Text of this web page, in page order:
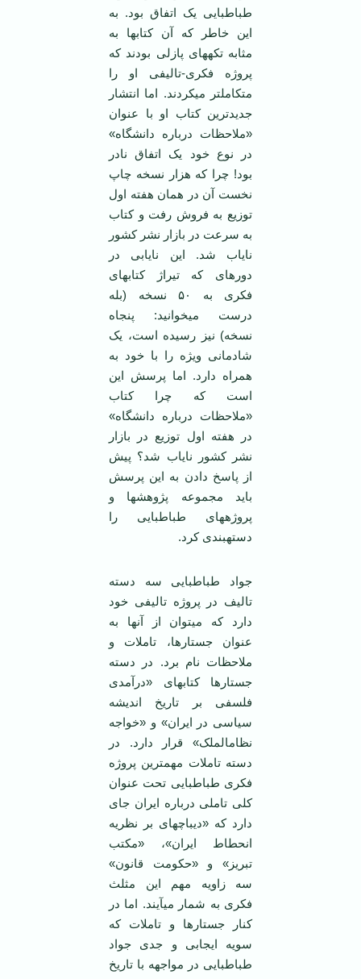
طباطبایی یک اتفاق بود. به
این خاطر که آن کتاب‏ها به
مثابه تکه‏های پازلی بودند که
پروژه فکری-تالیفی او را
متکامل‏تر می‏کردند. اما انتشار
جدیدترین کتاب او با عنوان
«ملاحظات درباره دانشگاه»
در نوع خود یک اتفاق نادر
بود! چرا که هزار نسخه چاپ
نخست آن در همان هفته اول
توزیع به فروش رفت و کتاب
به سرعت در بازار نشر کشور
نایاب شد. این نایابی در
دوره‏ای که تیراژ کتاب‏های
فکری به ۵۰ نسخه (بله
درست می‏خوانید: پنجاه
نسخه) نیز رسیده است، یک
شادمانی ویژه را با خود به
همراه دارد. اما پرسش این
است که چرا کتاب
«ملاحظات درباره دانشگاه»
در هفته اول توزیع در بازار
نشر کشور نایاب شد؟ پیش
از پاسخ دادن به این پرسش
باید مجموعه پژوهش‏ها و
پروژه‏های طباطبایی را
دسته‏بندی کرد.
جواد طباطبایی سه دسته
تالیف در پروژه تالیفی خود
دارد که می‏توان از آنها به
عنوان جستارها، تاملات و
ملاحظات نام برد. در دسته
جستارها کتاب‏های «درآمدی
فلسفی بر تاریخ اندیشه
سیاسی در ایران» و «خواجه
نظام‏الملک» قرار دارد. در
دسته تاملات مهمترین پروژه
فکری طباطبایی تحت عنوان
کلی تاملی درباره ایران جای
دارد که «دیباچه‏ای بر نظریه
انحطاط ایران»، «مکتب
تبریز» و «حکومت قانون»
سه زاویه مهم این مثلث
فکری به شمار می‏آیند. اما در
کنار جستارها و تاملات که
سویه ایجابی و جدی جواد
طباطبایی در مواجهه با تاریخ